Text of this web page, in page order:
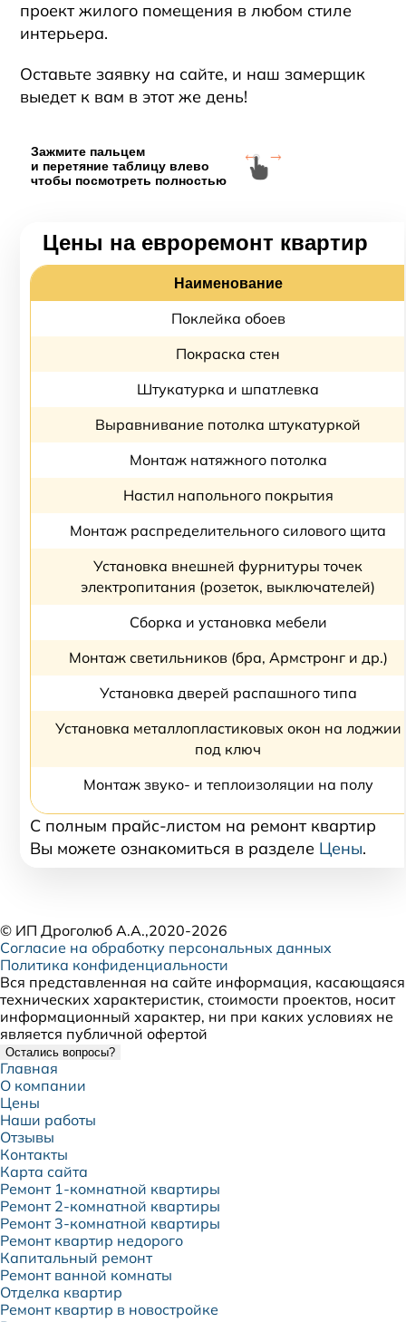
проект жилого помещения в любом стиле
интерьера.
Оставьте заявку на сайте, и наш замерщик
выедет к вам в этот же день!
Зажмите пальцем
и перетяние таблицу влево
чтобы посмотреть полностью
Цены на евроремонт квартир
Наименование
Поклейка обоев
Покраска стен
Штукатурка и шпатлевка
Выравнивание потолка штукатуркой
Монтаж натяжного потолка
Настил напольного покрытия
Монтаж распределительного силового щита
Установка внешней фурнитуры точек
электропитания (розеток, выключателей)
Сборка и установка мебели
Монтаж светильников (бра, Армстронг и др.)
Установка дверей распашного типа
Установка металлопластиковых окон на лоджии
под ключ
Монтаж звуко- и теплоизоляции на полу
С полным прайс-листом на ремонт квартир
Вы можете ознакомиться в разделе Цены.
© ИП Дроголюб А.А.,2020-2026
Согласие на обработку персональных данных
Политика конфиденциальности
Вся представленная на сайте информация, касающаяся
технических характеристик, стоимости проектов, носит
информационный характер, ни при каких условиях не
является публичной офертой
Остались вопросы?
Главная
О компании
Цены
Наши работы
Отзывы
Контакты
Карта сайта
Ремонт 1-комнатной квартиры
Ремонт 2-комнатной квартиры
Ремонт 3-комнатной квартиры
Ремонт квартир недорого
Капитальный ремонт
Ремонт ванной комнаты
Отделка квартир
Ремонт квартир в новостройке